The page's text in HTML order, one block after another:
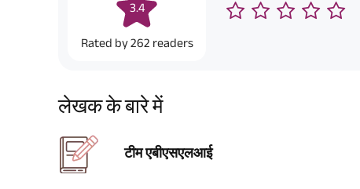
3.4
Rated by262 readers
लेखक के बारे में
टीम एबीएसएलआई